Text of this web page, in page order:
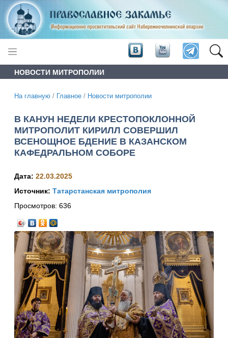
НОВОСТИ МИТРОПОЛИИ
На главную / Главное / Новости митрополии
В КАНУН НЕДЕЛИ КРЕСТОПОКЛОННОЙ
МИТРОПОЛИТ КИРИЛЛ СОВЕРШИЛ
ВСЕНОЩНОЕ БДЕНИЕ В КАЗАНСКОМ
КАФЕДРАЛЬНОМ СОБОРЕ
Дата: 22.03.2025
Источник: Татарстанская митрополия
Просмотров: 636